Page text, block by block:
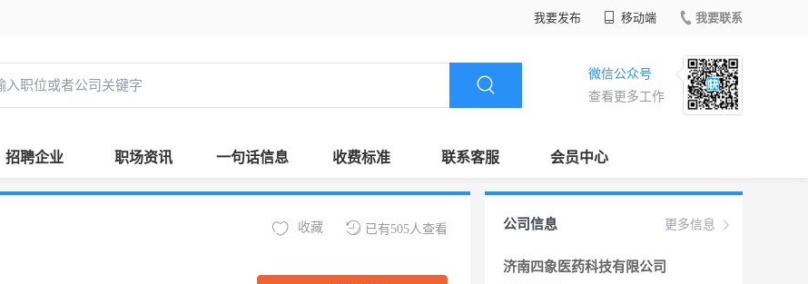
我要发布 移动端 我要联系
微信公众号
查看更多工作
招聘企业 职场资讯 一句话信息 收费标准 联系客服 会员中心
已有505人查看
收藏 更多信息
公司信息
济南四象医药科技有限公司